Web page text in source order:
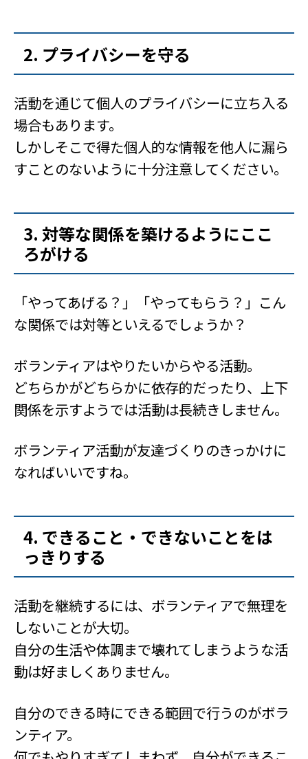
2. プライバシーを守る
活動を通じて個人のプライバシーに立ち入る
場合もあります。
しかしそこで得た個人的な情報を他人に漏ら
すことのないように十分注意してください。
3. 対等な関係を築けるようにここ
ろがける
「やってあげる？」「やってもらう？」こん
な関係では対等といえるでしょうか？
ボランティアはやりたいからやる活動。
どちらかがどちらかに依存的だったり、上下
関係を示すようでは活動は長続きしません。
ボランティア活動が友達づくりのきっかけに
なればいいですね。
4. できること・できないことをは
っきりする
活動を継続するには、ボランティアで無理を
しないことが大切。
自分の生活や体調まで壊れてしまうような活
動は好ましくありません。
自分のできる時にできる範囲で行うのがボラ
ンティア。